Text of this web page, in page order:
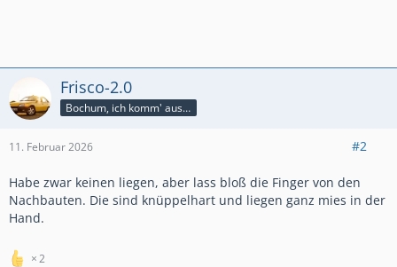
Frisco-2.0
Bochum, ich komm' aus dir
11. Februar 2026 #2
Habe zwar keinen liegen, aber lass bloß die Finger von den
Nachbauten. Die sind knüppelhart und liegen ganz mies in der
Hand.
2